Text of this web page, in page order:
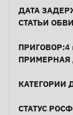
ДАТА
СТАТЬИ
ПРИГОВОР:4
ПРИМЕРНАЯ
КАТЕГОРИИ
СТАТУС